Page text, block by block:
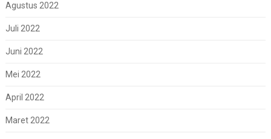
Agustus 2022
Juli 2022
Juni 2022
Mei 2022
April 2022
Maret 2022